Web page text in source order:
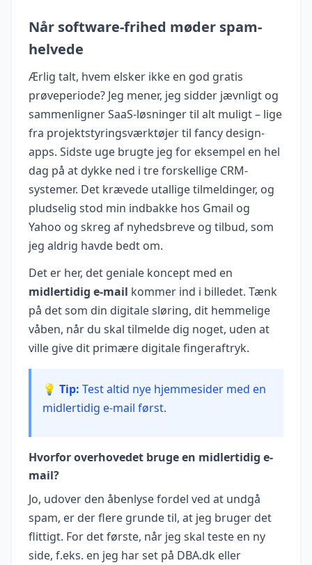
Når software-frihed møder spam-
helvede
Ærlig talt, hvem elsker ikke en god gratis
prøveperiode? Jeg mener, jeg sidder jævnligt og
sammenligner SaaS-løsninger til alt muligt – lige
fra projektstyringsværktøjer til fancy design-
apps. Sidste uge brugte jeg for eksempel en hel
dag på at dykke ned i tre forskellige CRM-
systemer. Det krævede utallige tilmeldinger, og
pludselig stod min indbakke hos Gmail og
Yahoo og skreg af nyhedsbreve og tilbud, som
jeg aldrig havde bedt om.
Det er her, det geniale koncept med en
midlertidig e-mail kommer ind i billedet. Tænk
på det som din digitale sløring, dit hemmelige
våben, når du skal tilmelde dig noget, uden at
ville give dit primære digitale fingeraftryk.
💡 Tip: Test altid nye hjemmesider med en
midlertidig e-mail først.
Hvorfor overhovedet bruge en midlertidig e-
mail?
Jo, udover den åbenlyse fordel ved at undgå
spam, er der flere grunde til, at jeg bruger det
flittigt. For det første, når jeg skal teste en ny
side, f.eks. en jeg har set på DBA.dk eller